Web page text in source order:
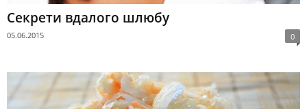
Секрети вдалого шлюбу
05.06.2015 0